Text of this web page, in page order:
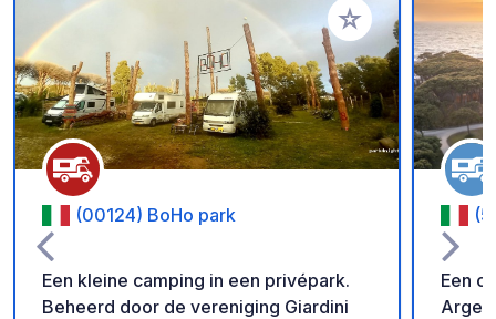
Voeg toe aan je
(00124) BoHo park
Een kleine camping in een privépark.
Beheerd door de vereniging Giardini
Een